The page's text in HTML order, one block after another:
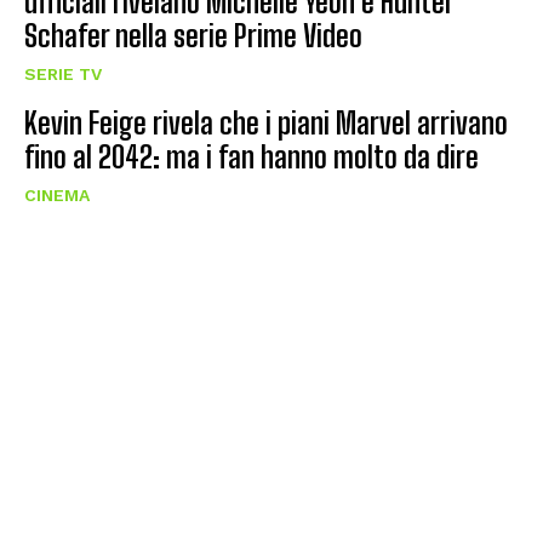
Schafer nella serie Prime Video
SERIE TV
Kevin Feige rivela che i piani Marvel arrivano
fino al 2042: ma i fan hanno molto da dire
CINEMA